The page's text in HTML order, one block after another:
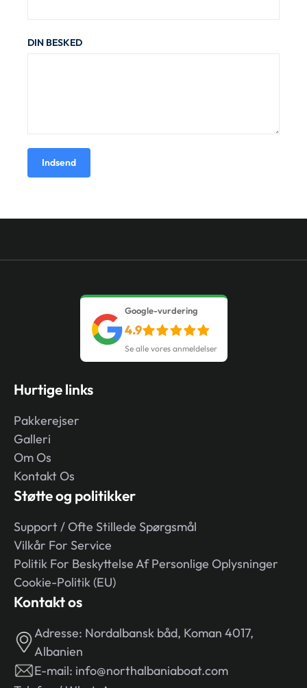
DIN BESKED
Indsend
Google-vurdering
4.9
Se alle vores anmeldelser
Hurtige links
Pakkerejser
Galleri
Om Os
Kontakt Os
Støtte og politikker
Support / Ofte Stillede Spørgsmål
Vilkår For Service
Politik For Beskyttelse Af Personlige Oplysninger
Cookie-Politik (EU)
Kontakt os
Adresse: Nordalbansk båd, Koman 4017,
Albanien
E-mail: info@northalbaniaboat.com